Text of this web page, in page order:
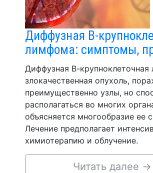
Диффузная В-
лимфома: симптомы,
Диффузная В-
злокачественная опухоль,
преимущественно узлы, но
располагаться во многих
объясняется многообразие ее
Лечение предполагает
химиотерапию и облучение.
Читать далее →